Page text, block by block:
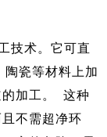
技术。它可直
瓷等材料上加
的加工。 这种
不需超净环